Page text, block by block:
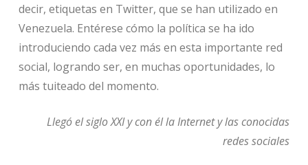
decir, etiquetas en Twitter, que se han utilizado en
Venezuela. Entérese cómo la política se ha ido
introduciendo cada vez más en esta importante red
social, logrando ser, en muchas oportunidades, lo
más tuiteado del momento.
Llegó el siglo XXI y con él la Internet y las conocidas
redes sociales